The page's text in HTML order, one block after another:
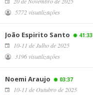
5772 visualizações
João Espirito Santo 41:33
10-11 de Julho de 2025
3196 visualizações
Noemi Araujo 03:37
10-11 de Outubro de 2025